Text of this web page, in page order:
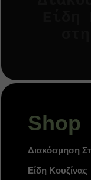
Shop
Διακόσμηση
Είδη Κουζίνας